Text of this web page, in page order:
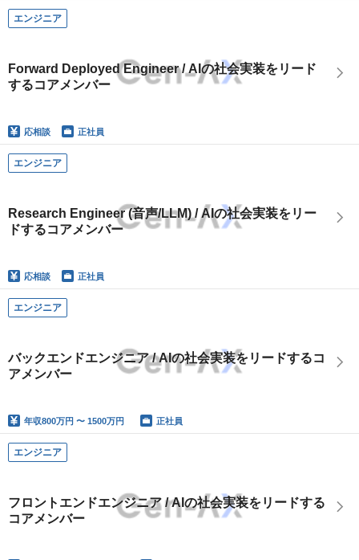
エンジニア
Forward Deployed Engineer / AIの社会実装をリード
するコアメンバー
応相談 正社員
エンジニア
Research Engineer (音声/LLM) / AIの社会実装をリー
ドするコアメンバー
応相談 正社員
エンジニア
バックエンドエンジニア / AIの社会実装をリードするコ
アメンバー
年収800万円 〜 1500万円 正社員
エンジニア
フロントエンドエンジニア / AIの社会実装をリードする
コアメンバー